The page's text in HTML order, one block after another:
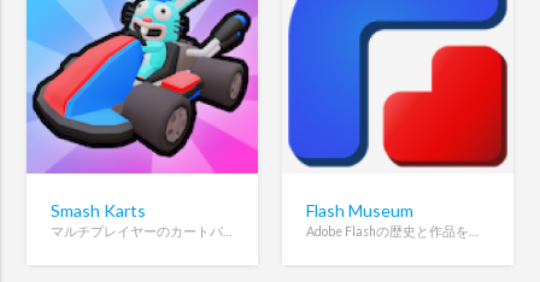
Smash Karts Flash Museum